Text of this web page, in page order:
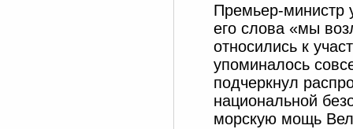
Премьер-министр
его слова «мы
относились к
упоминалось
подчеркнул
национальной
морскую мощь